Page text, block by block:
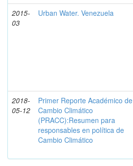
2015-
03
Urban Water. Venezuela
2018-
05-12
Primer Reporte Académico de
Cambio Climático
(PRACC):Resumen para
responsables en política de
Cambio Climático